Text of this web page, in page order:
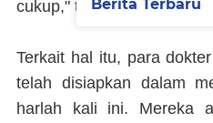
cukup," tutur Dokter Edy
Terkait hal itu, para
telah disiapkan dalam
harlah kali ini. Mereka
Berita Terbaru